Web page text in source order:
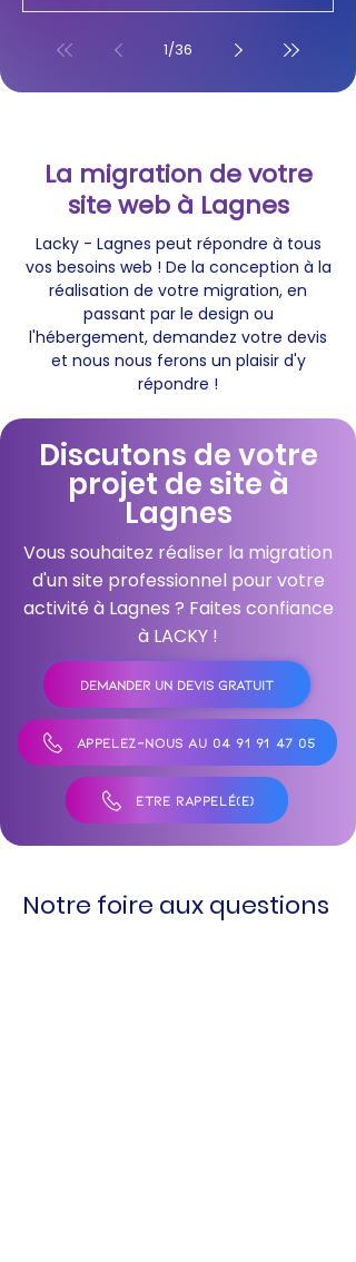
1/36
La migration de votre
site web à Lagnes
Lacky - Lagnes peut répondre à tous
vos besoins web ! De la conception à la
réalisation de votre migration, en
passant par le design ou
l'hébergement, demandez votre devis
et nous nous ferons un plaisir d'y
répondre !
Discutons de votre
projet de site à
Lagnes
Vous souhaitez réaliser la migration
d'un site professionnel pour votre
activité à Lagnes ? Faites confiance
à LACKY !
DEMANDER UN DEVIS GRATUIT
APPELEZ-NOUS AU 04 91 91 47 05
ÊTRE RAPPELÉ(E)
Notre foire aux questions